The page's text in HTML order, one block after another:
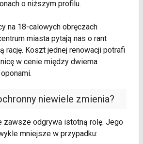
o niższym profilu.
na 18-calowych obręczach
miasta pytają nas o rant
rację. Koszt jednej renowacji potrafi
w cenie między dwiema
niewiele zmienia?
zawsze odgrywa istotną rolę. Jego
mniejsze w przypadku: